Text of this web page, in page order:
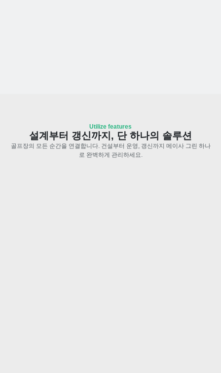
Utilize features
설계부터 갱신까지, 단 하나의 솔루션
골프장의 모든 순간을 연결합니다. 건설부터 운영, 갱신까지 메이사 그린 하나
로 완벽하게 관리하세요.